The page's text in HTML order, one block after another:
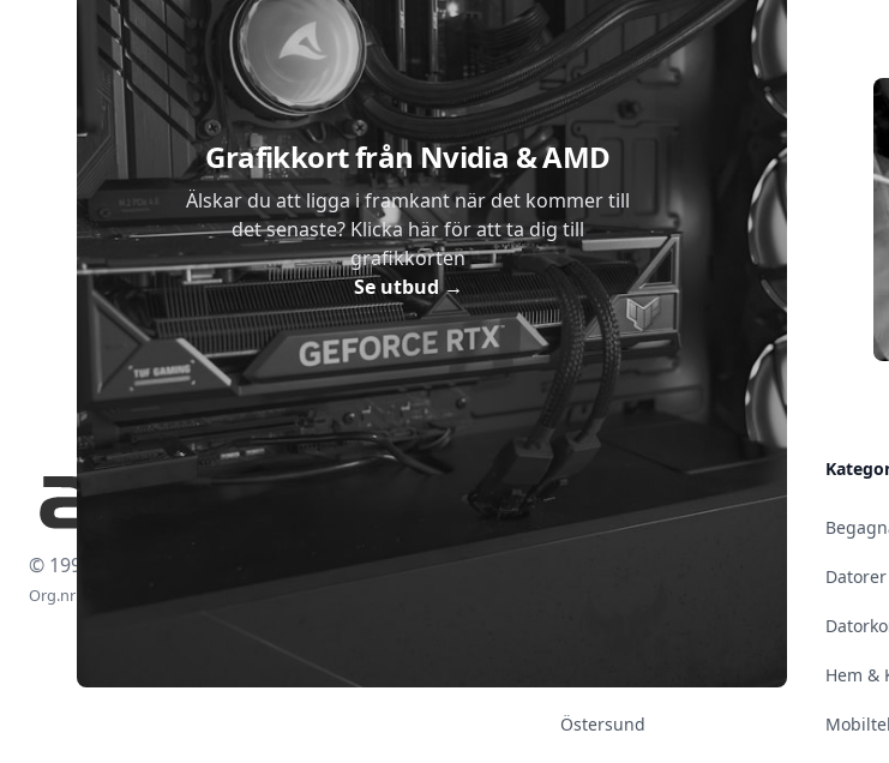
Grafikkort från Nvidia & AMD
Älskar du att ligga i framkant när det kommer till
det senaste? Klicka här för att ta dig till
grafikkorten
Se utbud→
© 1997-2026
Org.nr: 556438-4260
Kontakt & Öppettider
Östersund
Hem &